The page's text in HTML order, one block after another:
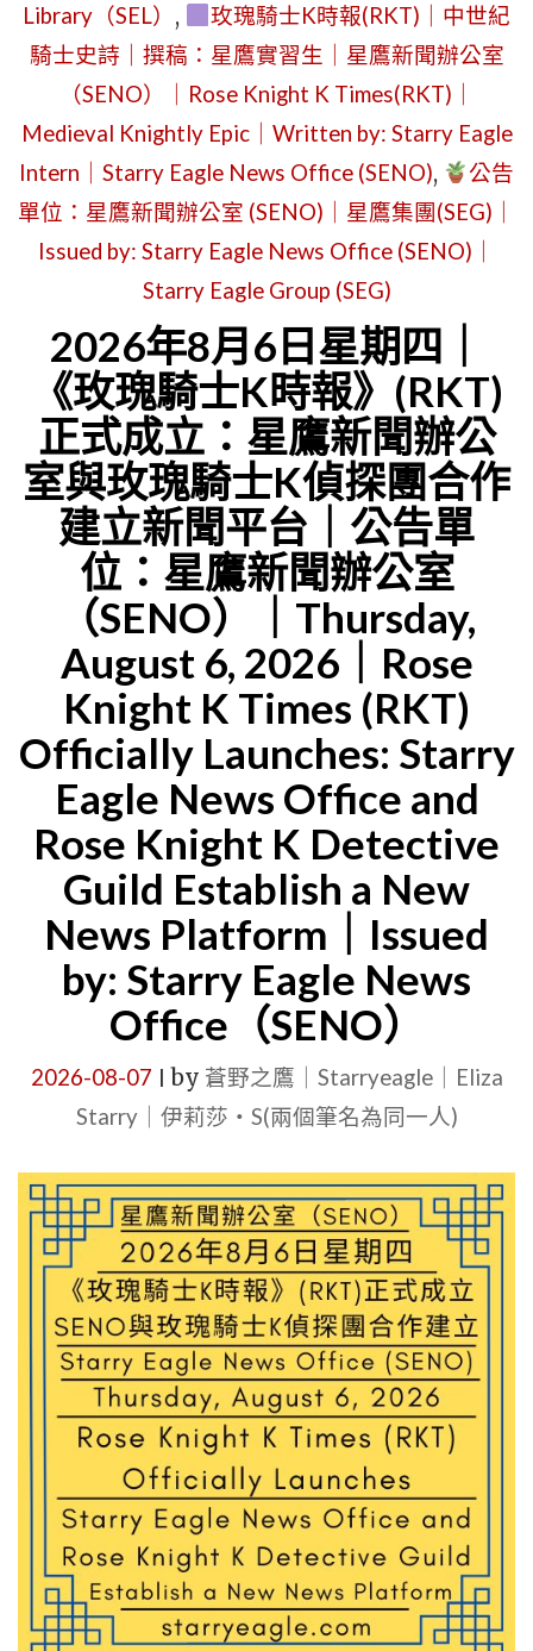
Library（SEL） ,
玫瑰騎士K時報(RKT)｜中世紀
騎士史詩｜撰稿：星鷹實習生｜星鷹新聞辦公室
（SENO）｜Rose Knight K Times(RKT)｜
Medieval Knightly Epic｜Written by: Starry Eagle
Intern｜Starry Eagle News Office (SENO),
公告
單位：星鷹新聞辦公室 (SENO)｜星鷹集團(SEG)｜
Issued by: Starry Eagle News Office (SENO)｜
Starry Eagle Group (SEG)
2026年8月6日星期四｜
《玫瑰騎士K時報》(RKT)
正式成立：星鷹新聞辦公
室與玫瑰騎士K偵探團合作
建立新聞平台｜公告單
位：星鷹新聞辦公室
（SENO）｜Thursday,
August 6, 2026｜Rose
Knight K Times (RKT)
Officially Launches: Starry
Eagle News Office and
Rose Knight K Detective
Guild Establish a New
News Platform｜Issued
by: Starry Eagle News
Office（SENO）
2026-08-07 by 蒼野之鷹｜Starryeagle｜Eliza
Starry｜伊莉莎・S(兩個筆名為同一人)